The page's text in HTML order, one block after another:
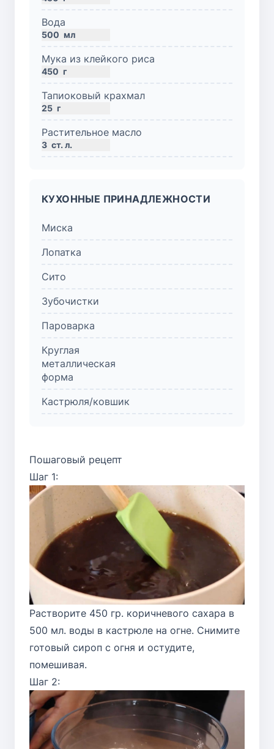
Вода
500 мл
Мука из клейкого риса
450 г
Тапиоковый крахмал
25 г
Растительное масло
3 ст. л.
КУХОННЫЕ ПРИНАДЛЕЖНОСТИ
Миска
Лопатка
Сито
Зубочистки
Пароварка
Круглая
металлическая
форма
Кастрюля/ковшик
Пошаговый рецепт
Шаг 1:
Растворите 450 гр. коричневого сахара в
500 мл. воды в кастрюле на огне. Снимите
готовый сироп с огня и остудите,
помешивая.
Шаг 2: